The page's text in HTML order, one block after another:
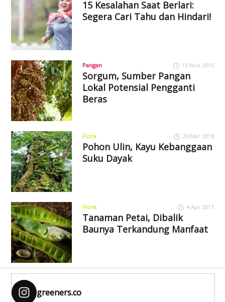
15 Kesalahan Saat Berlari:
Segera Cari Tahu dan Hindari!
Pangan 10 Nov 2015
Sorgum, Sumber Pangan
Lokal Potensial Pengganti
Beras
Flora 23 Mar 2018
Pohon Ulin, Kayu Kebanggaan
Suku Dayak
Flora 4 Apr 2017
Tanaman Petai, Dibalik
Baunya Terkandung Manfaat
greeners.co